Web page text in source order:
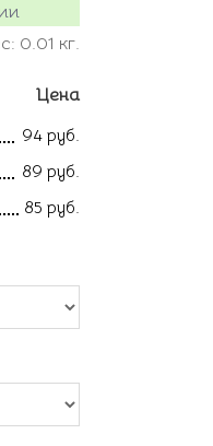
0.01 кг.
Цена
94 руб.
89 руб.
85 руб.